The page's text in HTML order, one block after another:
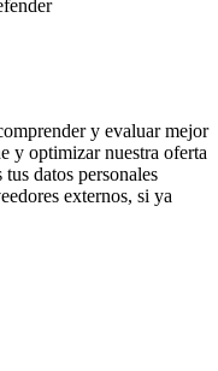
y evaluar mejor
y optimizar nuestra oferta
datos personales
externos, si ya